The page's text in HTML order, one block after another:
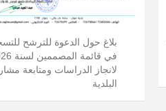
بلاغ حول الدعوة للترشح
في قائمة
لانجاز الدراسات ومتابعة
البلدية